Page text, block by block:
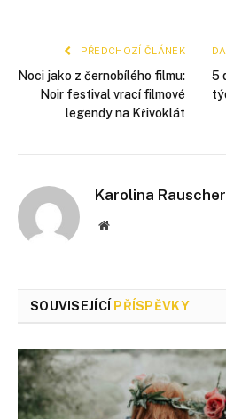
PŘEDCHOZÍ ČLÁNEK
Noci jako z černobílého filmu:
Noir festival vrací filmové
legendy na Křivoklát
5
Karolina
Webové
SOUVISEJÍCÍ PŘÍSPĚVKY